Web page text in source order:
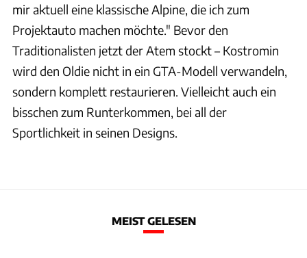
mir aktuell eine klassische Alpine, die ich zum
Projektauto machen möchte." Bevor den
Traditionalisten jetzt der Atem stockt – Kostromin
wird den Oldie nicht in ein GTA-Modell verwandeln,
sondern komplett restaurieren. Vielleicht auch ein
bisschen zum Runterkommen, bei all der
Sportlichkeit in seinen Designs.
MEIST GELESEN